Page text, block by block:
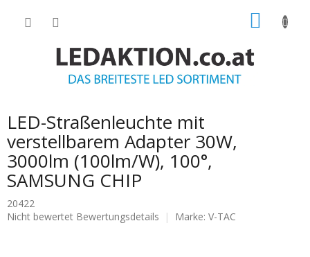
LED-Straßenleuchte mit
verstellbarem Adapter 30W,
3000lm (100lm/W), 100°,
SAMSUNG CHIP
20422
Die
Nicht bewertet Bewertungsdetails Marke: V-TAC